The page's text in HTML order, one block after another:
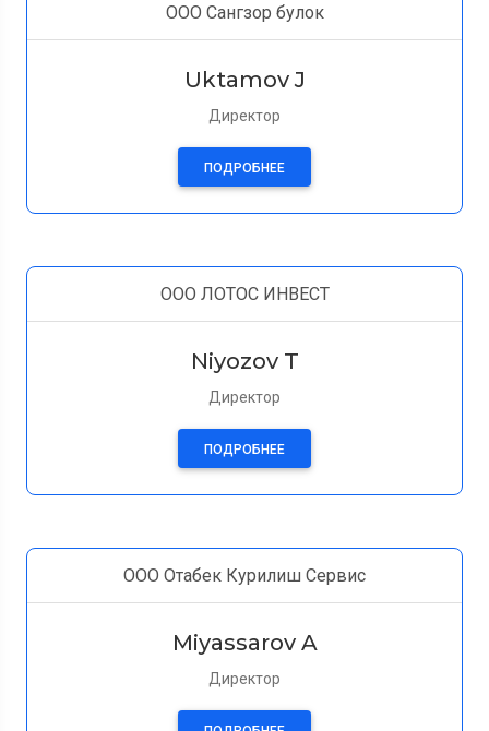
ООО Сангзор булок
Uktamov J
Директор
ПОДРОБНЕЕ
ООО ЛОТОС ИНВЕСТ
Niyozov T
Директор
ПОДРОБНЕЕ
ООО Отабек Курилиш Сервис
Miyassarov A
Директор